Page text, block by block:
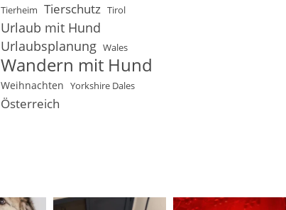
Tierheim Tierschutz Tirol
Urlaub mit Hund
Urlaubsplanung Wales
Wandern mit Hund
Weihnachten Yorkshire Dales
Österreich